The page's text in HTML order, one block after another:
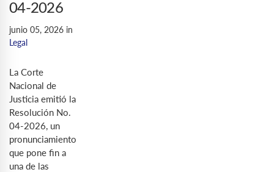
04-2026
junio 05, 2026 in
Legal
La Corte
Nacional de
Justicia emitió la
Resolución No.
04-2026, un
pronunciamiento
que pone fin a
una de las